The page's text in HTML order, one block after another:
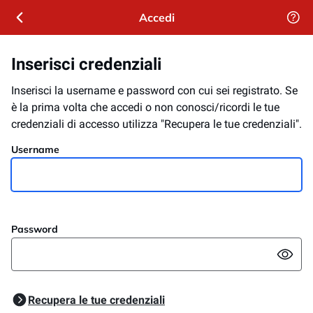
Accedi
Username
Password
Recupera le tue credenziali